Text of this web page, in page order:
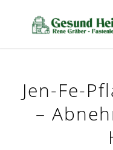
Jen-Fe-
–